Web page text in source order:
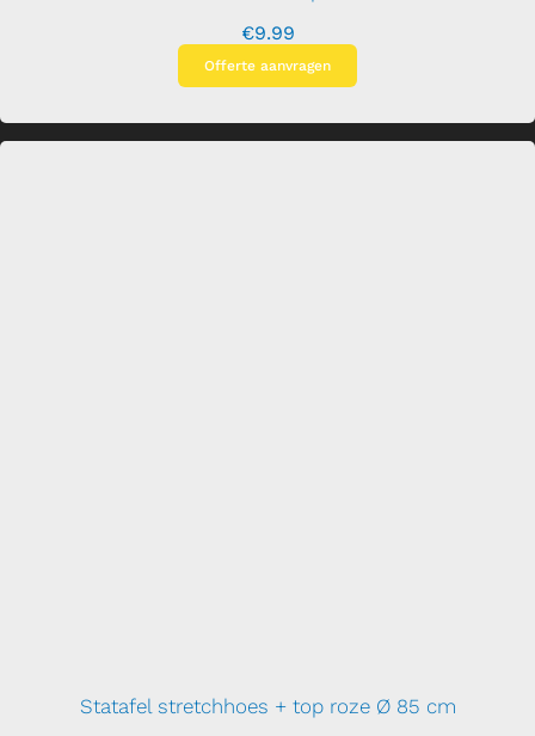
€9.99
Offerte aanvragen
Statafel stretchhoes + top roze Ø 85 cm